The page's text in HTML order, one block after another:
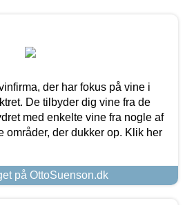
der har fokus på vine i
De tilbyder dig vine fra de
med enkelte vine fra nogle af
områder, der dukker op. Klik her
på OttoSuenson.dk